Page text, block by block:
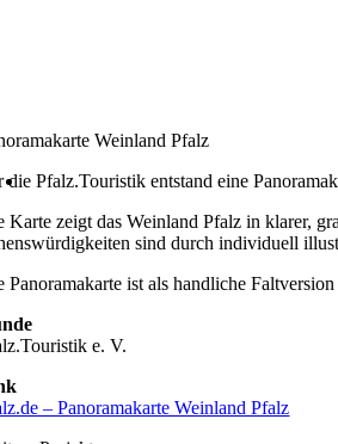
Weinland Pfalz
die Pfalz.Touristik entstand eine
Karte zeigt das Weinland Pfalz in klarer,
sind durch individuell
Panoramakarte ist als handliche
e. V.
– Panoramakarte Weinland Pfalz